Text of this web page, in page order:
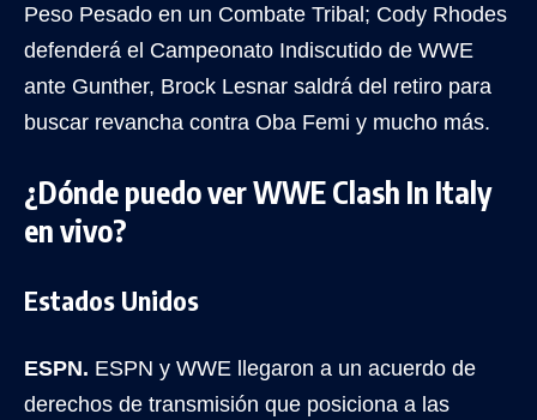
Peso Pesado en un Combate Tribal; Cody Rhodes
defenderá el Campeonato Indiscutido de WWE
ante Gunther, Brock Lesnar saldrá del retiro para
buscar revancha contra Oba Femi y mucho más.
¿Dónde puedo ver WWE Clash In Italy
en vivo?
Estados Unidos
ESPN. ESPN y WWE llegaron a un acuerdo de
derechos de transmisión que posiciona a las